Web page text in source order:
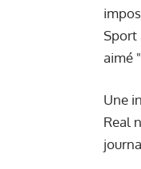
Sport
aimé
Une
Real